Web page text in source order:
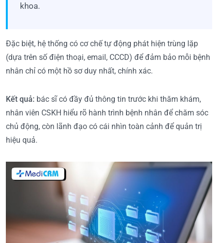
khoa.
Đặc biệt, hệ thống có cơ chế tự động phát hiện trùng lặp
(dựa trên số điện thoại, email, CCCD) để đảm bảo mỗi bệnh
nhân chỉ có một hồ sơ duy nhất, chính xác.
Kết quả: bác sĩ có đầy đủ thông tin trước khi thăm khám,
nhân viên CSKH hiểu rõ hành trình bệnh nhân để chăm sóc
chủ động, còn lãnh đạo có cái nhìn toàn cảnh để quản trị
hiệu quả.